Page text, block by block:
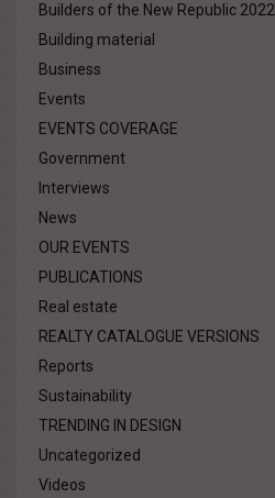
Builders of the New Republic 2022
Building material
Business
Events
EVENTS COVERAGE
Government
Interviews
News
OUR EVENTS
PUBLICATIONS
Real estate
REALTY CATALOGUE VERSIONS
Reports
Sustainability
TRENDING IN DESIGN
Uncategorized
Videos